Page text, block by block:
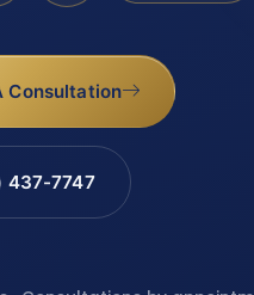
Consultation
437-7747